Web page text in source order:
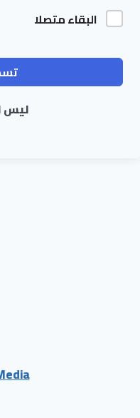
البقاء متصلا
ليس